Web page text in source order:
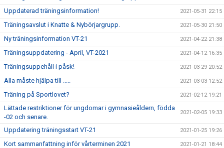
Uppdaterad träningsinformation! 2021-05-31 22:15
Träningsavslut i Knatte & Nybörjargrupp. 2021-05-30 21:50
Ny träningsinformation VT-21 2021-04-22 21:38
Träningsuppdatering - April, VT-2021 2021-04-12 16:35
Träningsuppehåll i påsk! 2021-03-29 20:52
Alla måste hjälpa till ..... 2021-03-03 12:52
Träning på Sportlovet? 2021-02-12 19:21
Lättade restriktioner för ungdomar i gymnasieåldern, födda
-02 och senare.
2021-02-05 19:33
Uppdatering träningsstart VT-21 2021-01-25 19:26
Kort sammanfattning inför vårterminen 2021 2021-01-21 18:44